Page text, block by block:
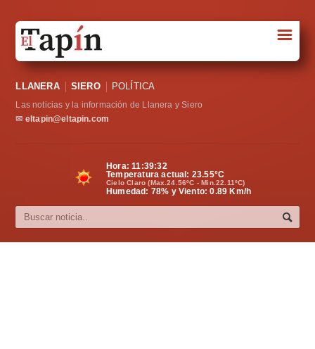
Sociedad
Política
Cultura
☰
LLANERA SIERO POLÍTICA
Las noticias y la información de Llanera y Siero
✉ eltapin@eltapin.com
Hora:11:39:32
Temperatura actual: 23.55°C
Cielo Claro (Max.24.56ºC - Min.22.11ºC)
Humedad: 78% y Viento: 0.89 Km/h